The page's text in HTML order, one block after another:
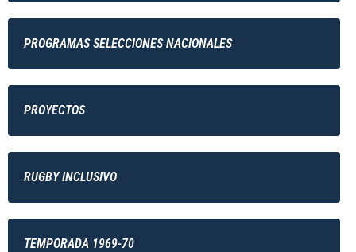
PROGRAMAS SELECCIONES NACIONALES
PROYECTOS
RUGBY INCLUSIVO
TEMPORADA 1969-70